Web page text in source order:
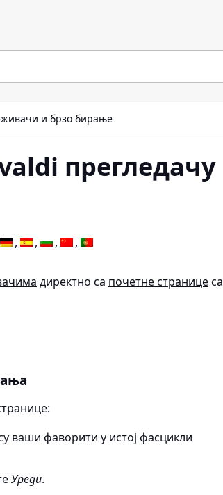
и брзо бирање
прегледачу
директно са почетне страницеса
ваши фаворити у истој фасцикли
Уреди.